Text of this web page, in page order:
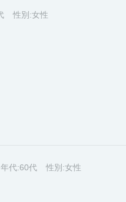
性別:女性
年代:60代 性別:女性